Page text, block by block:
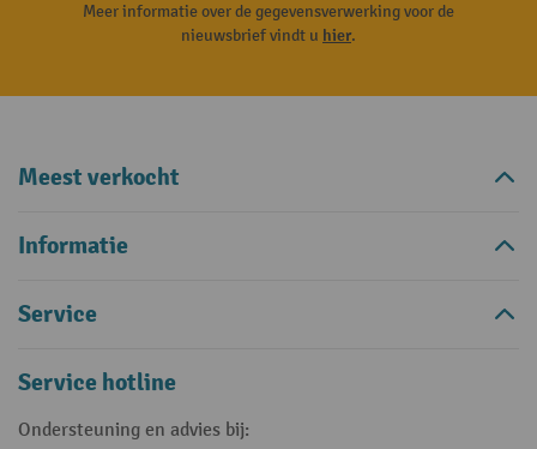
Meer informatie over de gegevensverwerking voor de
nieuwsbrief vindt u hier.
Meest verkocht
Informatie
Service
Service hotline
Ondersteuning en advies bij: